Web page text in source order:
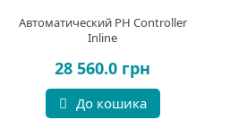
Автоматический PH Controller
Inline
28 560.0 грн
До кошика